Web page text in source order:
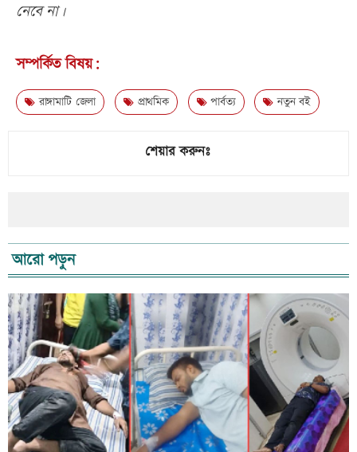
নেবে না।
সম্পর্কিত বিষয়:
রাঙ্গামাটি জেলা প্রাথমিক পার্বত্য নতুন বই
শেয়ার করুনঃ
আরো পড়ুন